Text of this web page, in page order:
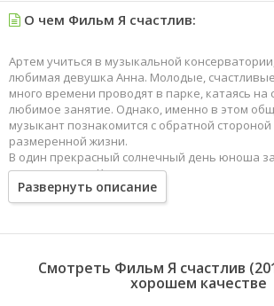
О чем Фильм Я счастлив:
Артем учиться в музыкальной
любимая девушка Анна. Молодые,
много времени проводят в парке, катаясь на
любимое занятие. Однако, именно в этом
музыкант познакомится с обратной
размеренной жизни.
В один прекрасный солнечный день юноша
прямо в парке. Когда он открыл глаза, то
молодую девушку. Она ласково его
представилась Елизаветой. Она оказалась
познакомила Артема со своим братом
порядочности. Пианист оказался в
поздно осознал, что возможно уже навсегда
Развернуть описание
Смотреть Фильм Я счастлив
хорошем качестве